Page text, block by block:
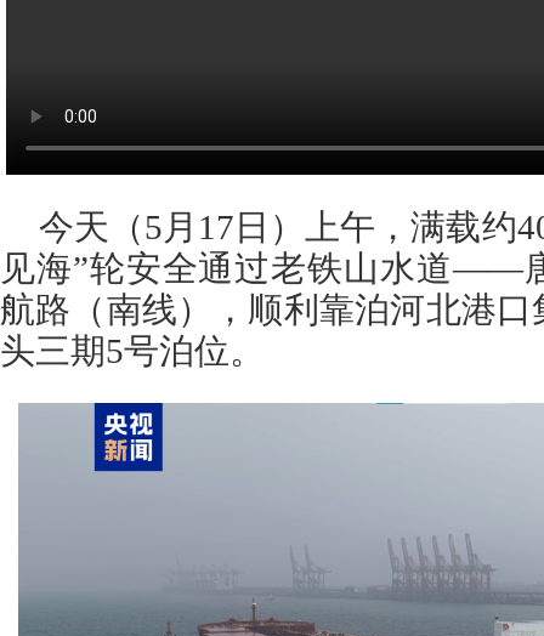
今天（5月17日）上午，满载约
见海”轮安全通过老铁山水道——
航路（南线），顺利靠泊河北港
头三期5号泊位。